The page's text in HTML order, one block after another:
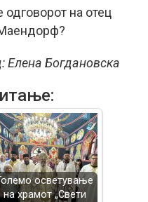
одговорот на отец
Маендорф?
Елена Богдановска
осветување
на храмот „Свети